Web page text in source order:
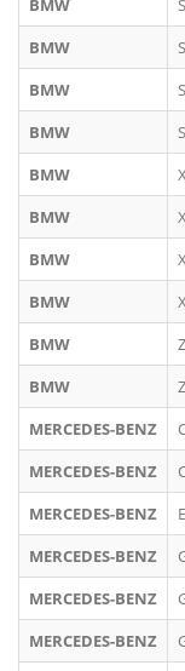
BMW
BMW
BMW
BMW
BMW
BMW
BMW
BMW
BMW
BMW
MERCEDES-BENZ
MERCEDES-BENZ
MERCEDES-BENZ
MERCEDES-BENZ
MERCEDES-BENZ
MERCEDES-BENZ